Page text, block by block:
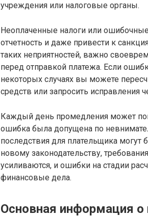
учреждения или налоговые органы.
Неоплаченные налоги или
отчетность и даже привести к
таких неприятностей, важно
перед отправкой платежа. Если
некоторых случаях вы можете
средств или запросить исправления
Каждый день промедления может
ошибка была допущена по
последствия для плательщика могут
новому законодательству,
усиливаются, и ошибки на стадии
финансовые дела.
Основная информация